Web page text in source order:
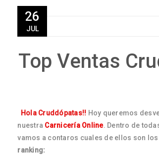
26
JUL
Top Ventas
Hola Cruddópatas!! Hoy queremos
nuestra Carnicería Online. Dentro de
vamos a contaros cuales de ellos son los
ranking: